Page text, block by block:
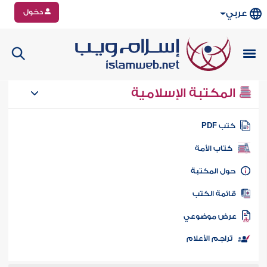
عربي دخول
المكتبة الإسلامية
كتب PDF
كتاب الأمة
المكتبة
الكتب
موضوعي